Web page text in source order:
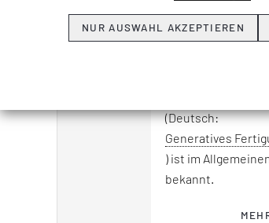
(Deutsch:
Generatives
) ist im
bekannt.
NUR AUSWAHL AKZEPTIEREN